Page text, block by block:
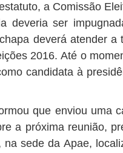
a Comissão
deveria ser
deverá atender a
2016. Até o
candidata à
que enviou uma
a próxima reunião,
na sede da Apae,